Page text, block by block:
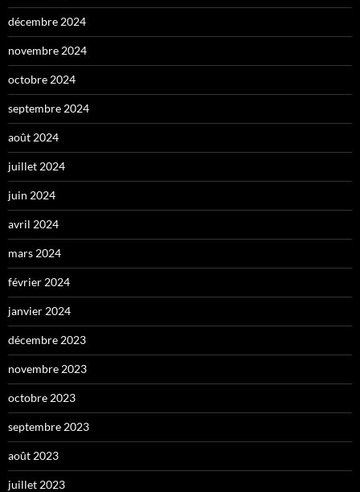
décembre 2024
novembre 2024
octobre 2024
septembre 2024
août 2024
juillet 2024
juin 2024
avril 2024
mars 2024
février 2024
janvier 2024
décembre 2023
novembre 2023
octobre 2023
septembre 2023
août 2023
juillet 2023